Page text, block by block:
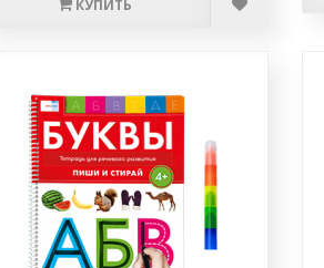
КУПИТЬ